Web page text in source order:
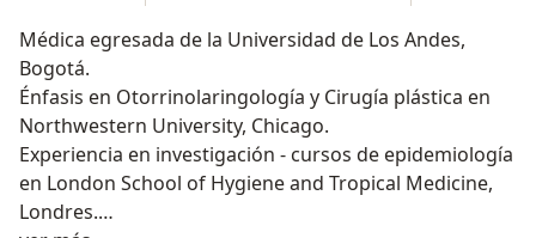
Médica egresada de la Universidad de Los Andes,
Bogotá.
Énfasis en Otorrinolaringología y Cirugía plástica en
Northwestern University, Chicago.
Experiencia en investigación - cursos de epidemiología
en London School of Hygiene and Tropical Medicine,
Londres.